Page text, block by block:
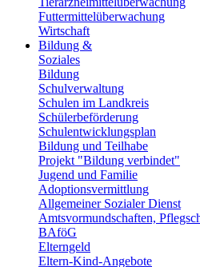
Futtermittelüberwachung
Wirtschaft
Bildung &
Soziales
Bildung
Schulverwaltung
Schulen im Landkreis
Schülerbeförderung
Schulentwicklungsplan
Bildung und Teilhabe
Projekt "Bildung verbindet"
Jugend und Familie
Adoptionsvermittlung
Allgemeiner Sozialer Dienst
Amtsvormundschaften,
BAföG
Elterngeld
Eltern-Kind-Angebote